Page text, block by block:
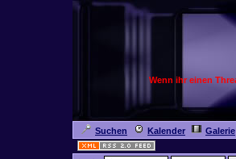
Wenn ihr einen
Suchen Kalender
Galerie